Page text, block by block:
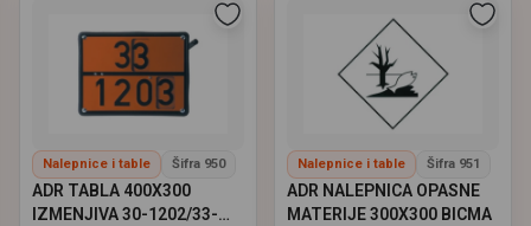
Nalepnice i table Šifra 950
ADR TABLA 400X300
IZMENJIVA 30-1202/33-
Nalepnice i table Šifra 951
ADR NALEPNICA OPASNE
MATERIJE 300X300 BICMA